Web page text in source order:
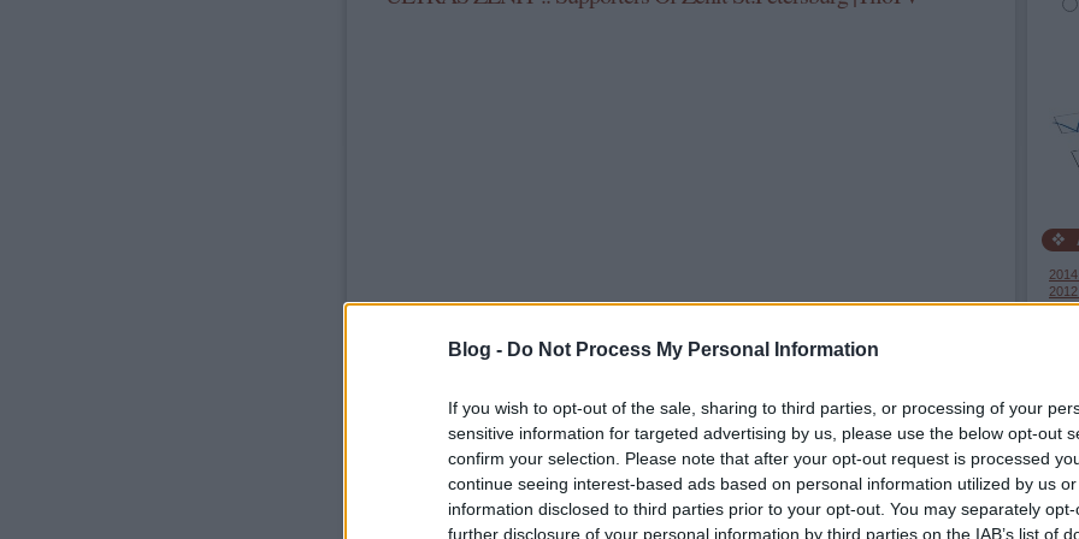
Blog - Do Not Process My Personal Information
If you wish to opt-out of the sale, sharing to third parties, or processing of your
sensitive information for targeted advertising by us, please use the below opt-out
confirm your selection. Please note that after your opt-out request is processed
continue seeing interest-based ads based on personal information utilized by us
information disclosed to third parties prior to your opt-out. You may separately
further disclosure of your personal information by third parties on the IAB’s list of
Tetszik 0